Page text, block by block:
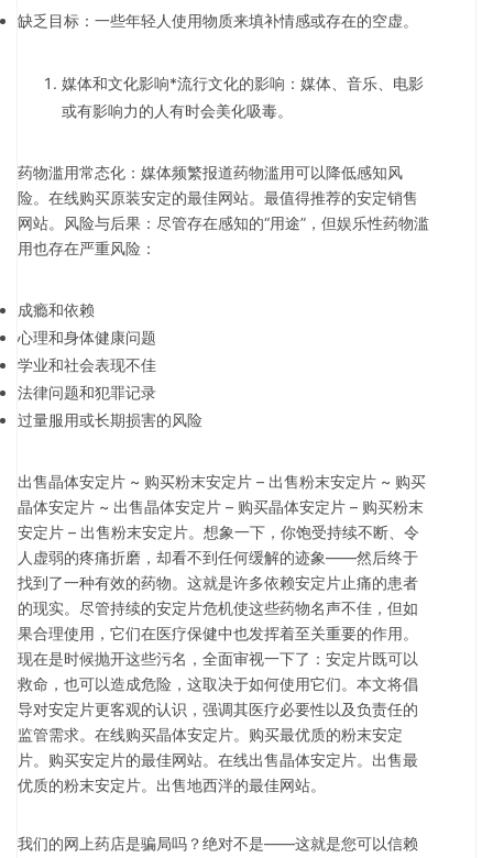
缺乏目标：一些年轻人使用物质来填补情感或存在的空虚。
媒体和文化影响*流行文化的影响：媒体、音乐、电影
或有影响力的人有时会美化吸毒。
药物滥用常态化：媒体频繁报道药物滥用可以降低感知风
险。在线购买原装安定的最佳网站。最值得推荐的安定销售
网站。风险与后果：尽管存在感知的“用途”，但娱乐性药物滥
用也存在严重风险：
成瘾和依赖
心理和身体健康问题
学业和社会表现不佳
法律问题和犯罪记录
过量服用或长期损害的风险
出售晶体安定片 ~ 购买粉末安定片 – 出售粉末安定片 ~ 购买
晶体安定片 ~ 出售晶体安定片 – 购买晶体安定片 – 购买粉末
安定片 – 出售粉末安定片。想象一下，你饱受持续不断、令
人虚弱的疼痛折磨，却看不到任何缓解的迹象——然后终于
找到了一种有效的药物。这就是许多依赖安定片止痛的患者
的现实。尽管持续的安定片危机使这些药物名声不佳，但如
果合理使用，它们在医疗保健中也发挥着至关重要的作用。
现在是时候抛开这些污名，全面审视一下了：安定片既可以
救命，也可以造成危险，这取决于如何使用它们。本文将倡
导对安定片更客观的认识，强调其医疗必要性以及负责任的
监管需求。在线购买晶体安定片。购买最优质的粉末安定
片。购买安定片的最佳网站。在线出售晶体安定片。出售最
优质的粉末安定片。出售地西泮的最佳网站。
我们的网上药店是骗局吗？绝对不是——这就是您可以信赖